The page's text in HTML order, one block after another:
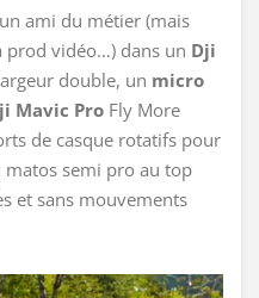
ami du métier (mais
prod vidéo…) dans un Dji
double, un micro
Mavic Pro Fly More
de casque rotatifs pour
matos semi pro au top
et sans mouvements